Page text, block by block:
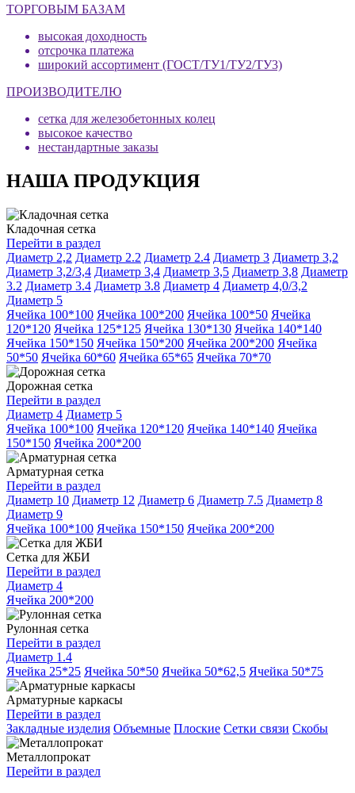
ТОРГОВЫМ БАЗАМ
высокая доходность
отсрочка платежа
широкий ассортимент (ГОСТ/ТУ1/ТУ2/ТУ3)
ПРОИЗВОДИТЕЛЮ
сетка для железобетонных колец
высокое качество
нестандартные заказы
НАША ПРОДУКЦИЯ
Кладочная сетка
Перейти в раздел
Диаметр 2,2 Диаметр 2.2 Диаметр 2.4 Диаметр 3 Диаметр 3,2
Диаметр 3,2/3,4 Диаметр 3,4 Диаметр 3,5 Диаметр 3,8 Диаметр
3.2 Диаметр 3.4 Диаметр 3.8 Диаметр 4 Диаметр 4,0/3,2
Диаметр 5
Ячейка 100*100 Ячейка 100*200 Ячейка 100*50 Ячейка
120*120 Ячейка 125*125 Ячейка 130*130 Ячейка 140*140
Ячейка 150*150 Ячейка 150*200 Ячейка 200*200 Ячейка
50*50 Ячейка 60*60 Ячейка 65*65 Ячейка 70*70
Дорожная сетка
Перейти в раздел
Диаметр 4 Диаметр 5
Ячейка 100*100 Ячейка 120*120 Ячейка 140*140 Ячейка
150*150 Ячейка 200*200
Арматурная сетка
Перейти в раздел
Диаметр 10 Диаметр 12 Диаметр 6 Диаметр 7.5 Диаметр 8
Диаметр 9
Ячейка 100*100 Ячейка 150*150 Ячейка 200*200
Сетка для ЖБИ
Перейти в раздел
Диаметр 4
Ячейка 200*200
Рулонная сетка
Перейти в раздел
Диаметр 1.4
Ячейка 25*25 Ячейка 50*50 Ячейка 50*62,5 Ячейка 50*75
Арматурные каркасы
Перейти в раздел
Закладные изделия Объемные Плоские Сетки связи Скобы
Металлопрокат
Перейти в раздел